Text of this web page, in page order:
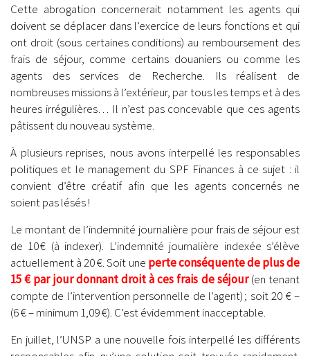
Cette abrogation concernerait notamment les agents qui
doivent se déplacer dans l’exercice de leurs fonctions et qui
ont droit (sous certaines conditions) au remboursement des
frais de séjour, comme certains douaniers ou comme les
agents des services de Recherche. Ils réalisent de
nombreuses missions à l’extérieur, par tous les temps et à des
heures irrégulières… Il n’est pas concevable que ces agents
pâtissent du nouveau système.
À plusieurs reprises, nous avons interpellé les responsables
politiques et le management du SPF Finances à ce sujet : il
convient d’être créatif afin que les agents concernés ne
soient pas lésés !
Le montant de l’indemnité journalière pour frais de séjour est
de 10 € (à indexer). L’indemnité journalière indexée s’élève
actuellement à 20 €. Soit une perte conséquente de plus de
15 € par jour donnant droit à ces frais de séjour(en tenant
compte de l’intervention personnelle de l’agent) ; soit 20 € –
(6 € – minimum 1,09 €). C’est évidemment inacceptable.
En juillet, l’UNSP a une nouvelle fois interpellé les différents